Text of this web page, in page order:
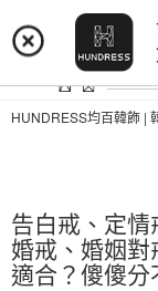
登入 註冊
HUNDRESS均百韓飾 |
告白戒、定情
婚戒、婚姻
適合？傻傻分